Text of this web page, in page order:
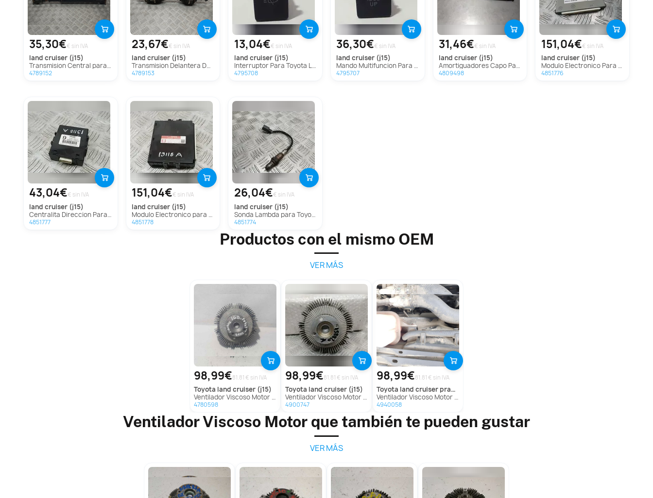
35,30€€ sin IVA
land cruiser (j15)
Transmision Central para Toyota Land Cruiser (J15)
4789152
23,67€€ sin IVA
land cruiser (j15)
Transmision Delantera Derecha para Toyota Land Cruiser (J15)
4789153
13,04€€ sin IVA
land cruiser (j15)
Interruptor Para Toyota Land Cruiser
4795708
36,30€€ sin IVA
land cruiser (j15)
Mando Multifuncion Para Toyota Land Cruiser
4795707
31,46€€ sin IVA
land cruiser (j15)
Amortiguadores Capo Para Toyota Land Cruiser
4809498
151,04€€ sin IVA
land cruiser (j15)
Modulo Electronico Para Toyota Land Cruiser
4851776
43,04€€ sin IVA
land cruiser (j15)
Centralita Direccion Para Toyota Land Cruiser
4851777
151,04€€ sin IVA
land cruiser (j15)
Modulo Electronico para Toyota Land Cruiser
4851778
26,04€€ sin IVA
land cruiser (j15)
Sonda Lambda para Toyota Land Cruiser
4851774
Productos con el mismo OEM
VER MÁS
98,99€81.81 € sin IVA
toyota land cruiser (j15)
Ventilador Viscoso Motor para Toyota Land Cruiser (J15)
4780598
98,99€81.81 € sin IVA
toyota land cruiser (j15)
Ventilador Viscoso Motor para Toyota Land Cruiser (J15)
4900747
98,99€81.81 € sin IVA
toyota land cruiser prado (_j15_)
Ventilador Viscoso Motor para Toyota Land Cruiser Prado (_J15_)
4940058
Ventilador Viscoso Motor que también te pueden gustar
VER MÁS